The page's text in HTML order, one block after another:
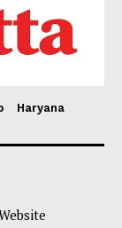
Haryana